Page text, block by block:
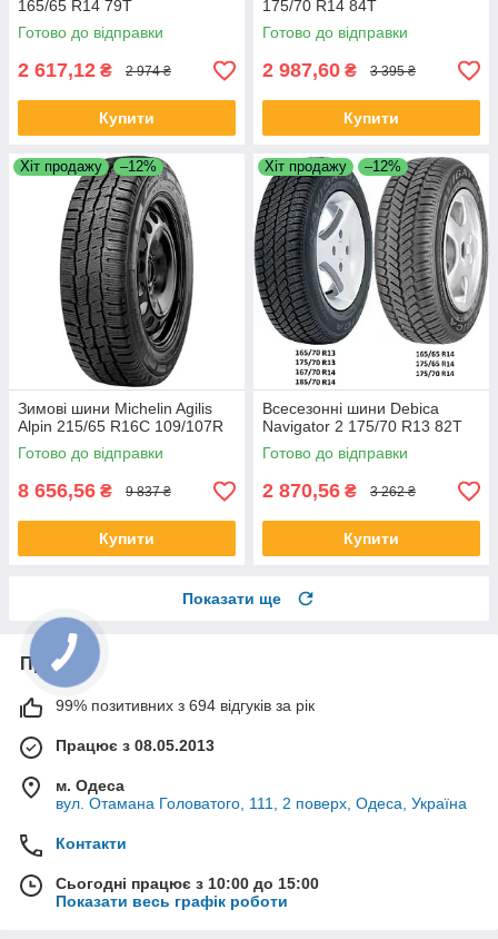
165/65 R14 79T
Готово до відправки
2 617,12 ₴ 2 974 ₴
Купити
175/70 R14 84T
Готово до відправки
2 987,60 ₴ 3 395 ₴
Купити
Хіт продажу –12%
Зимові шини Michelin Agilis
Alpin 215/65 R16C 109/107R
Готово до відправки
8 656,56 ₴ 9 837 ₴
Купити
Хіт продажу –12%
Всесезонні шини Debica
Navigator 2 175/70 R13 82T
Готово до відправки
2 870,56 ₴ 3 262 ₴
Купити
Показати ще
Про нас
99% позитивних з 694 відгуків за рік
Працює з 08.05.2013
м. Одеса
вул. Отамана Головатого, 111, 2 поверх, Одеса, Україна
Контакти
Сьогодні працює з 10:00 до 15:00
Показати весь графік роботи